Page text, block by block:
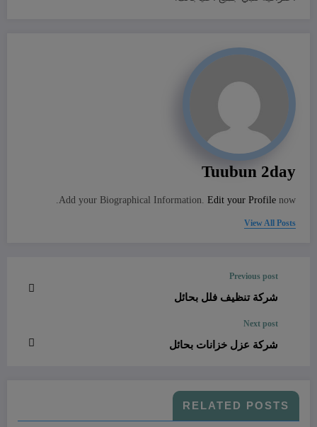
Tuubun 2day
Add your Biographical Information. Edit your Profile now.
View All Posts
Previous post
شركة تنظيف فلل بحائل
Next post
شركة عزل خزانات بحائل
RELATED POSTS